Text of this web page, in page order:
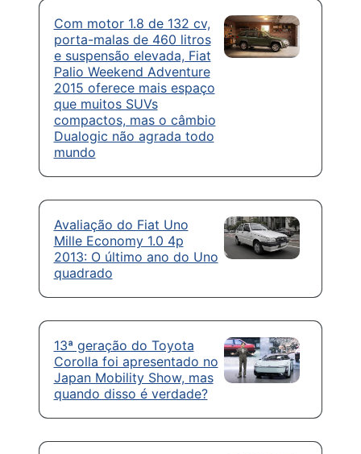
Com motor 1.8 de 132 cv,
porta-malas de 460 litros
e suspensão elevada, Fiat
Palio Weekend Adventure
2015 oferece mais espaço
que muitos SUVs
compactos, mas o câmbio
Dualogic não agrada todo
mundo
Avaliação do Fiat Uno
Mille Economy 1.0 4p
2013: O último ano do Uno
quadrado
13ª geração do Toyota
Corolla foi apresentado no
Japan Mobility Show, mas
quando disso é verdade?